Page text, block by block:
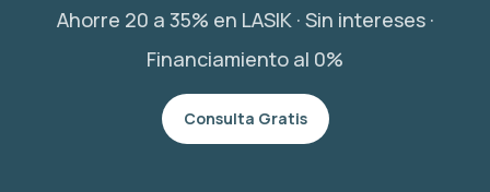
Ahorre 20 a 35% en LASIK · Sin intereses ·
Financiamiento al 0%
Consulta Gratis